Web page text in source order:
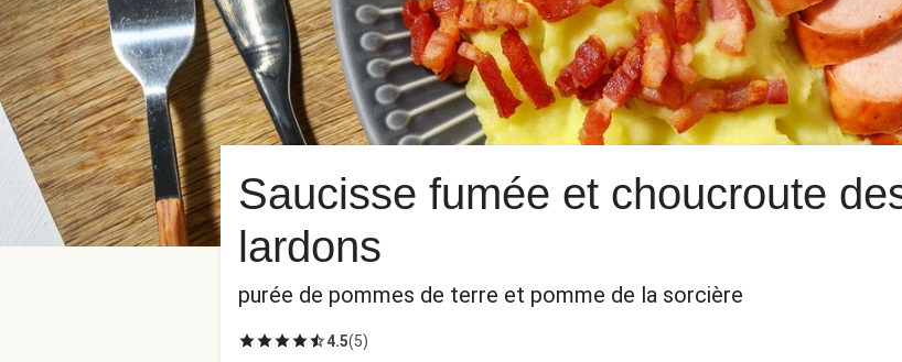
Saucisse fumée et choucroute
lardons
purée de pommes de terre et pomme de la sorcière
4.5(5)